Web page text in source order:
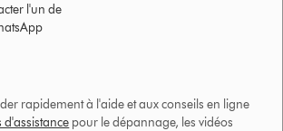
l'un de
rapidement à l'aide et aux conseils en ligne
d'assistance pour le dépannage, les vidéos